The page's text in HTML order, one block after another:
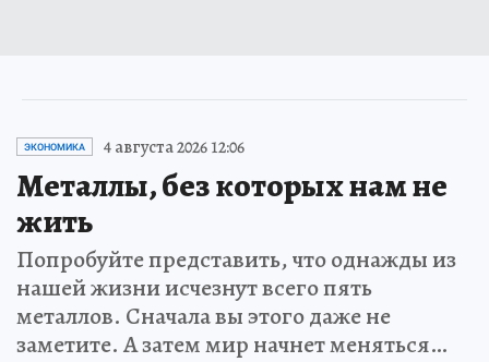
ЭКОНОМИКА 4 августа 2026 12:06
Металлы, без которых нам не
жить
Попробуйте представить, что однажды из
нашей жизни исчезнут всего пять
металлов. Сначала вы этого даже не
заметите. А затем мир начнет меняться…